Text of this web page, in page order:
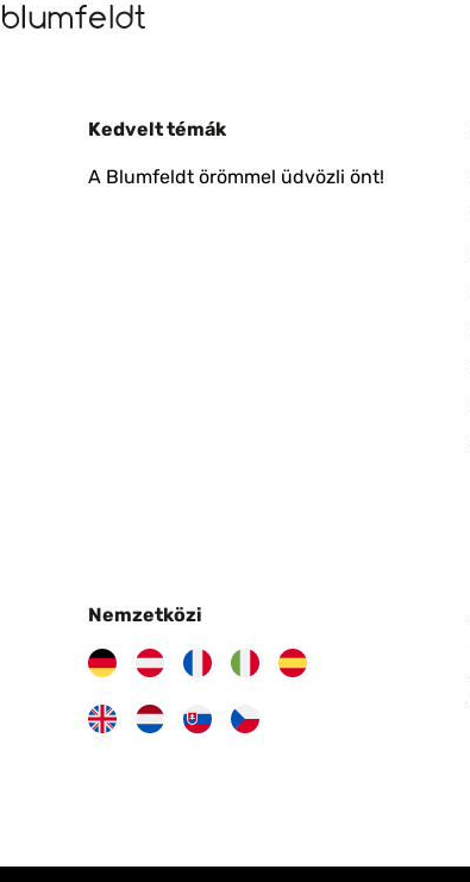
Kedvelt témák
A Blumfeldt örömmel üdvözli önt!
Nemzetközi